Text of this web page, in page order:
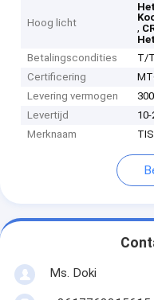
Hoog licht
,
Betalingscondities
T/T
Certificering
Levering vermogen
Levertijd
Merknaam
Ms. Doki